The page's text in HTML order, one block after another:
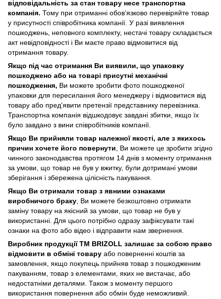
відповідальність за стан товару несе транспортна
компанія. Тому при отриманні обов’язково перевіряйте товар
у присутності співробітника компанії. У разі виявлення
пошкоджень, неповного комплекту, нестачі товару складається
акт невідповідності і Ви маєте право відмовитися від
отримання товару.
Якщо під час отримання Ви виявили, що упаковку
пошкоджено або на товарі присутні механічні
пошкодження, Ви можете зробити фото пошкодженої
упаковки для пересилання його менеджеру і відмовитися від
товару або пред'явити претензії представнику перевізника.
Транспортна компанія відшкодовує завдані збитки, якщо їх
було завдано з вини співробітників компанії.
Якщо Ви прийняли товар належної якості, але з якихось
причин хочете його повернути, Ви можете це зробити згідно
чинного законодавства протягом 14 днів з моменту отримання
за умови, що товар не був у вжитку, були дотримані умови
зберігання і збережена цілісність пакування.
Якщо Ви отримали товар з явними ознаками
виробничого браку, Ви можете безкоштовно отримати
заміну товару на якісний за умови, що товар не був у
використанні. Для цього потрібно одразу зафіксувати такі
ознаки на фото або відео і відправити нам звернення.
Виробник продукції ТМ BRIZOLL залишає за собою право
відмовити в обміні товару або поверненні коштів за
замовлення, якщо покупець прийняв товар з пошкодженим
пакуванням, товар з елементами, яких не вистачає, або
недостатніми деталями. Також з моменту першого
використання повернення або обмін буде неможливий.